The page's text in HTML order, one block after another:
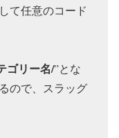
て任意のコード
ゴリー名/”とな
ので、スラッグ